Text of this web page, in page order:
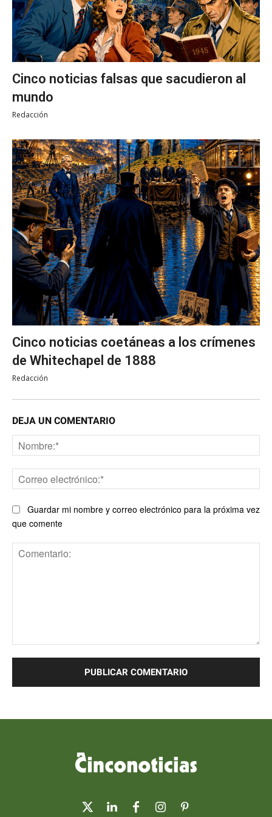
Cinco noticias falsas que sacudieron al
mundo
Redacción
Cinco noticias coetáneas a los crímenes
de Whitechapel de 1888
Redacción
DEJA UN COMENTARIO
Guardar mi nombre y correo electrónico para la próxima vez
que comente